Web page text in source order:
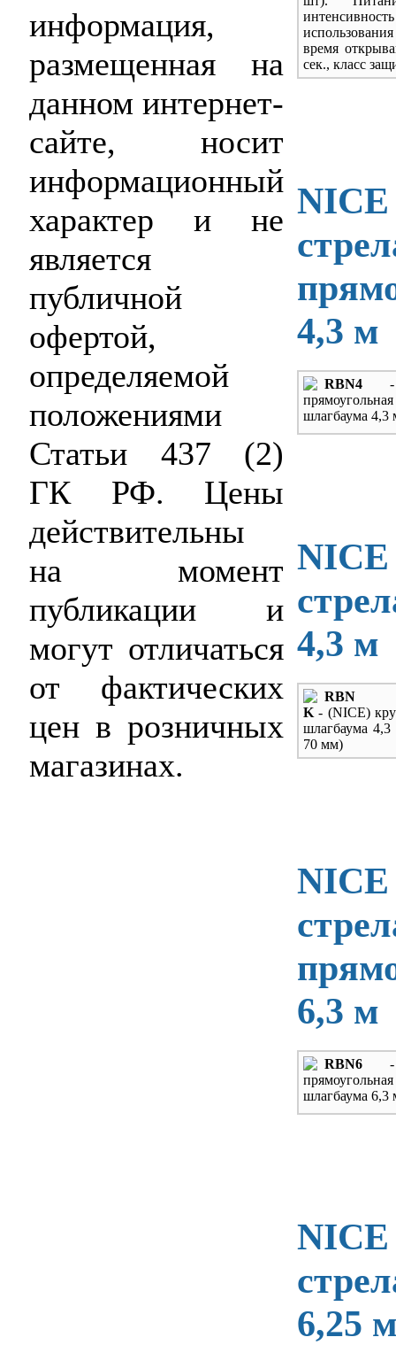
информация,
размещенная на
данном интернет-
сайте, носит
информационный
характер и не
является
публичной
офертой,
определяемой
положениями
Статьи 437 (2)
ГК РФ. Цены
действительны
на момент
публикации и
могут отличаться
от фактических
цен в розничных
магазинах.
интенсивность
время
сек., класс
NICE
4,3 м
RBN4 -
шлагбаума 4,3
4,3 м
K - (NICE)
шлагбаума
70 мм)
NICE
6,3 м
RBN6 -
шлагбаума 6,3
6,25